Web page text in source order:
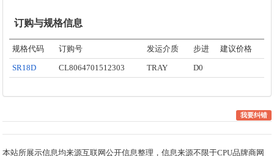
订购与规格信息
规格代码 订购号 发运介质 步进 建议价格
SR18D CL8064701512303 TRAY D0
我要纠错
本站所展示信息均来源互联网公开信息整理，信息来源不限于CPU品牌商网